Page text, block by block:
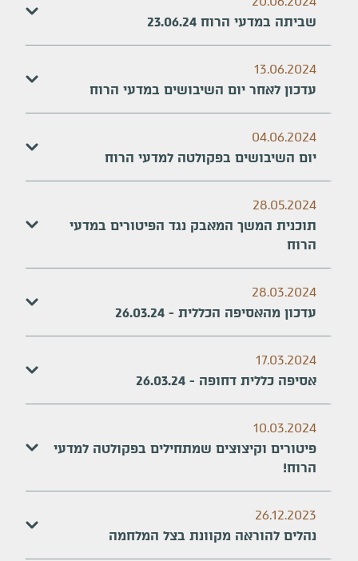
שביתה במדעי הרוח 23.06.24
13.06.2024
עדכון לאחר יום השיבושים במדעי הרוח
04.06.2024
יום השיבושים בפקולטה למדעי הרוח
28.05.2024
תוכנית המשך המאבק נגד הפיטורים במדעי
הרוח
28.03.2024
עדכון מהאסיפה הכללית - 26.03.24
17.03.2024
אסיפה כללית דחופה - 26.03.24
10.03.2024
פיטורים וקיצוצים שמתחילים בפקולטה למדעי
הרוח!
26.12.2023
נהלים להוראה מקוונת בצל המלחמה